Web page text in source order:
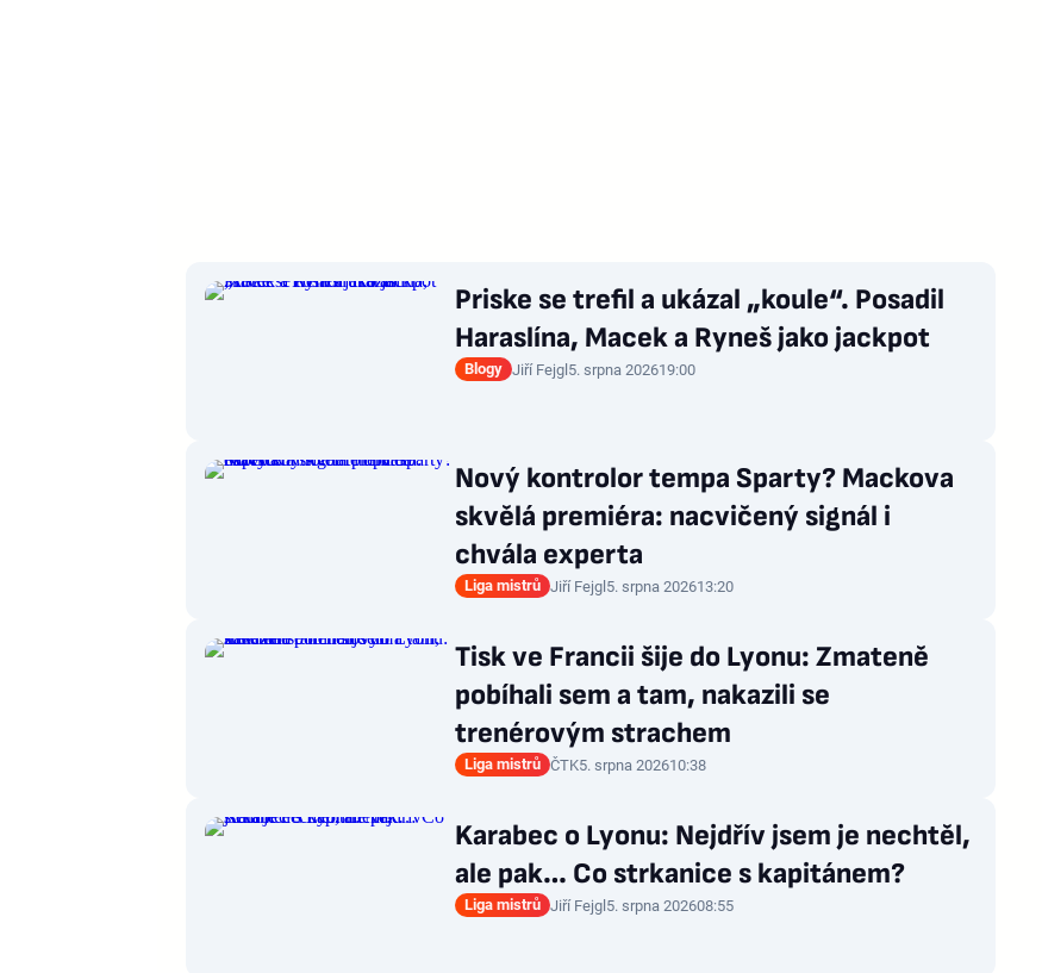
Priske se trefil a ukázal „koule“. Posadil
Haraslína, Macek a Ryneš jako jackpot
Blogy Jiří Fejgl5. srpna 202619:00
Nový kontrolor tempa Sparty? Mackova
skvělá premiéra: nacvičený signál i
chvála experta
Liga mistrů Jiří Fejgl5. srpna 202613:20
Tisk ve Francii šije do Lyonu: Zmateně
pobíhali sem a tam, nakazili se
trenérovým strachem
Liga mistrů ČTK5. srpna 202610:38
Karabec o Lyonu: Nejdřív jsem je nechtěl,
ale pak… Co strkanice s kapitánem?
Liga mistrů Jiří Fejgl 5. srpna 202608:55